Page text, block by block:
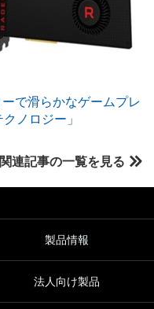
で滑らかなゲームプレ
ノロジー」
関連記事の一覧を見る
製品情報
法人向け製品